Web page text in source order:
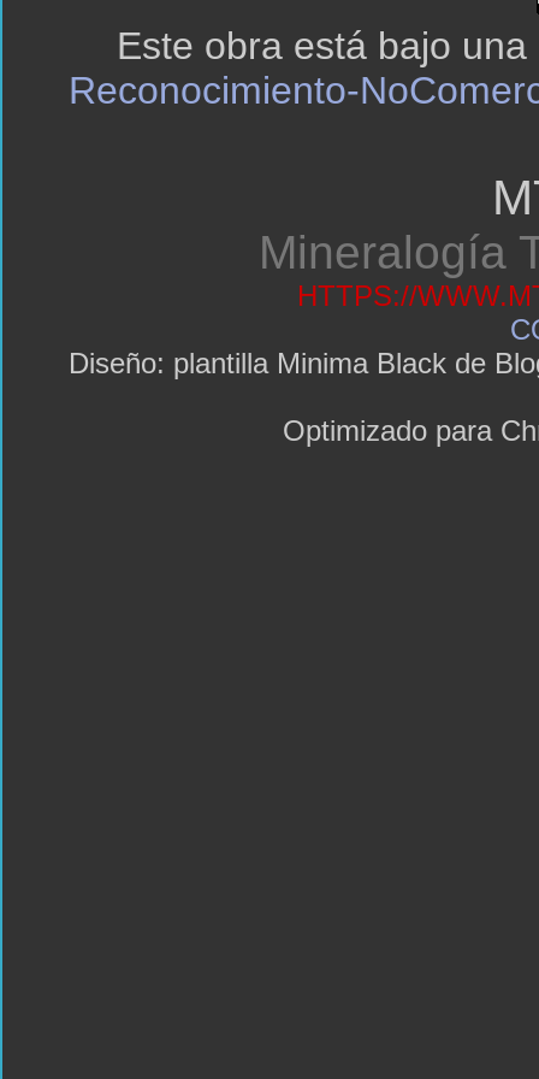
Este obra está bajo una
Reconocimiento-
Mineralogía
HTTPS://
Diseño: plantilla Minima Black de
Optimizado para